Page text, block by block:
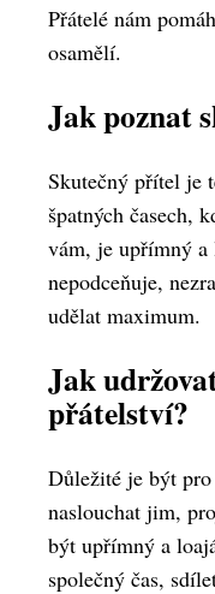
Přátelé nám
osamělí.
Jak poznat
Skutečný přítel je
špatných časech,
vám, je upřímný
nepodceňuje,
udělat maximum.
Jak
přátelství?
Důležité je být
naslouchat jim,
být upřímný a
společný čas,